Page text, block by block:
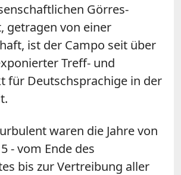
Görres-
getragen von einer
ist der Campo seit über
Treff- und
für Deutschsprachige in der
waren die Jahre von
- vom Ende des
bis zur Vertreibung aller